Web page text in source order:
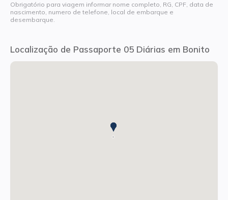
Obrigatório para viagem informar nome completo, RG, CPF, data de
nascimento, numero de telefone, local de embarque e
desembarque.
Localização de Passaporte 05 Diárias em Bonito
--